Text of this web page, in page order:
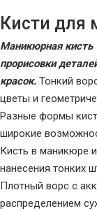
Кисти для
Маникюрная кисть
прорисовки
красок. Тонкий
цветы и
Разные формы
широкие
Кисть в маникюре
нанесения тонких
Плотный ворс с
распределением